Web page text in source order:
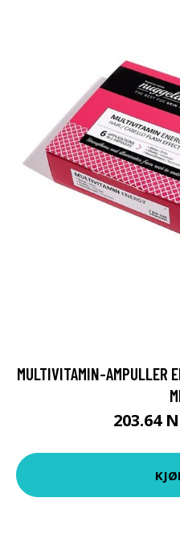
MULTIVITAMIN-AMPULLER
203.64